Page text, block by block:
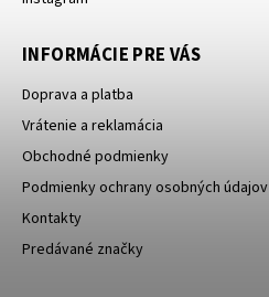
INFORMÁCIE PRE VÁS
Doprava a platba
Vrátenie a reklamácia
Obchodné podmienky
Podmienky ochrany osobných údajov
Kontakty
Predávané značky